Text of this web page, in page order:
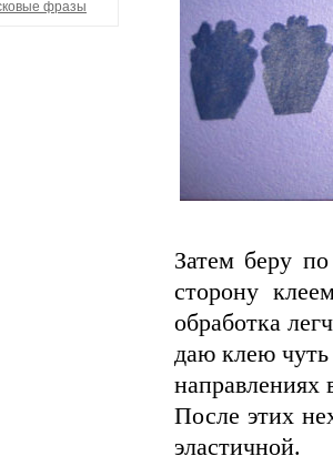
фразы
Затем беру
сторону
обработка
даю клею чуть
направлениях
После этих
эластичной.